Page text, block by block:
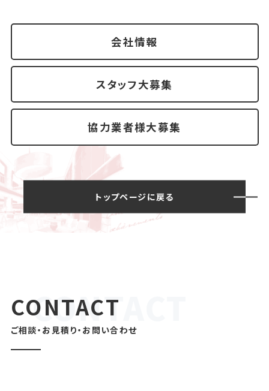
会社情報
スタッフ大募集
協力業者様大募集
トップページに戻る
CONTACT
ご相談・お見積り・お問い合わせ